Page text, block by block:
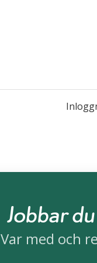
Jobbar
Var med och